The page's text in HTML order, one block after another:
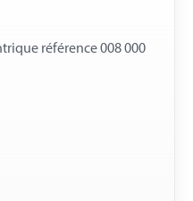
référence 008 000